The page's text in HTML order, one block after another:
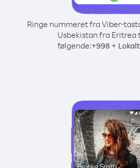
Ringe nummeret fra Viber-
Usbekistan fra Eritrea
følgende:+998 +